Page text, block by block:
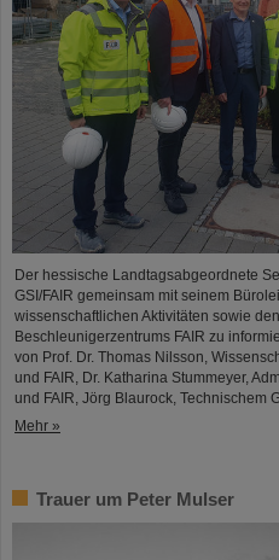
Der hessische Landtagsabgeordnete
GSI/FAIR gemeinsam mit seinem
wissenschaftlichen Aktivitäten sowie
Beschleunigerzentrums FAIR zu
von Prof. Dr. Thomas Nilsson,
und FAIR, Dr. Katharina Stummeyer,
und FAIR, Jörg Blaurock, Technischem
Mehr »
Trauer um Peter Mulser